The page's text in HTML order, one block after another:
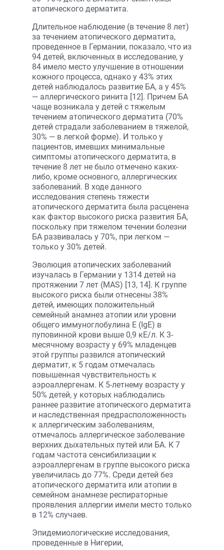
атопического дерматита.
Длительное наблюдение (в течение 8 лет)
за течением атопического дерматита,
проведенное в Германии, показало, что из
94 детей, включенных в исследование, у
84 имело место улучшение в отношении
кожного процесса, однако у 43% этих
детей наблюдалось развитие БА, а у 45%
— аллергического ринита [12]. Причем БА
чаще возникала у детей с тяжелым
течением атопического дерматита (70%
детей страдали заболеванием в тяжелой,
30% — в легкой форме). И только у
пациентов, имевших минимальные
симптомы атопического дерматита, в
течение 8 лет не было отмечено каких-
либо, кроме основного, аллергических
заболеваний. В ходе данного
исследования степень тяжести
атопического дерматита была расценена
как фактор высокого риска развития БА,
поскольку при тяжелом течении болезни
БА развивалась у 70%, при легком —
только у 30% детей.
Эволюция атопических заболеваний
изучалась в Германии у 1314 детей на
протяжении 7 лет (МАS) [13, 14]. К группе
высокого риска были отнесены 38%
детей, имеющих положительный
семейный анамнез атопии или уровни
общего иммуноглобулина Е (IgE) в
пуповинной крови выше 0,9 кЕ/л. К 3-
месячному возрасту у 69% младенцев
этой группы развился атопический
дерматит, к 5 годам отмечалась
повышенная чувствительность к
аэроаллергенам. К 5-летнему возрасту у
50% детей, у которых наблюдались
раннее развитие атопического дерматита
и наследственная предрасположенность
к аллергическим заболеваниям,
отмечалось аллергическое заболевание
верхних дыхательных путей или БА. К 7
годам частота сенсибилизации к
аэроаллергенам в группе высокого риска
увеличилась до 77%. Среди детей без
атопического дерматита или атопии в
семейном анамнезе респираторные
проявления аллергии имели место только
в 12% случаев.
Эпидемиологические исследования,
проведенные в Нигерии,